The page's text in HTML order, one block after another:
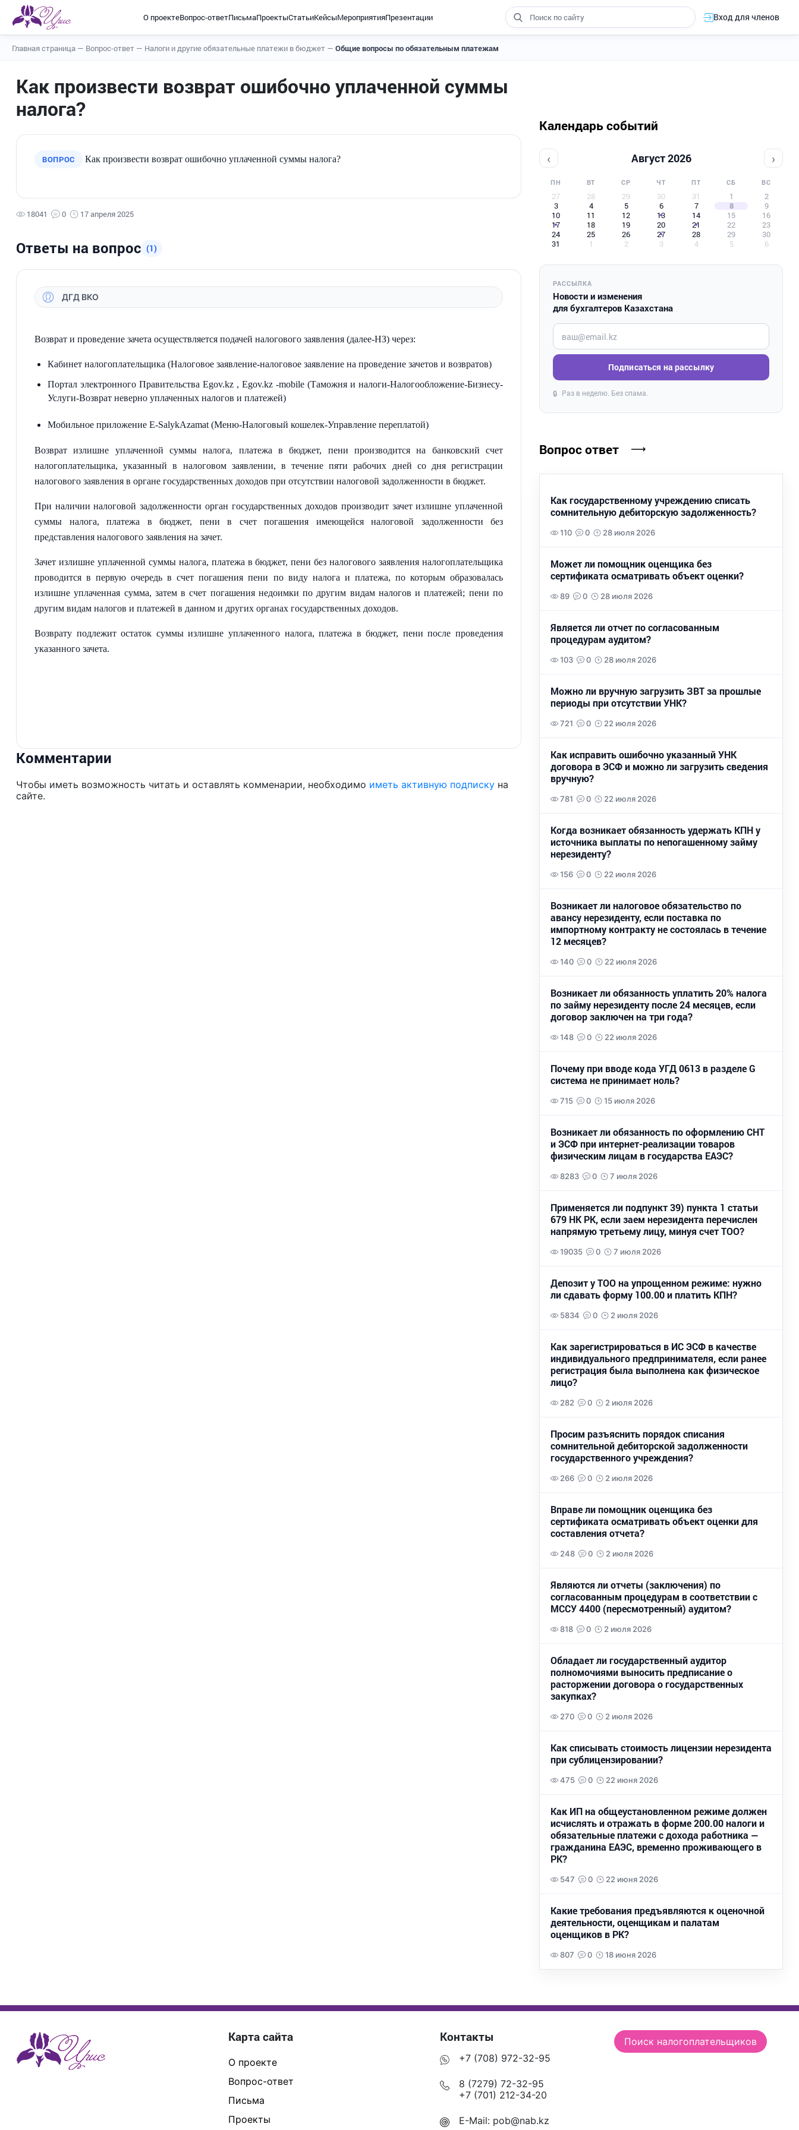
О проектеВопрос-ответПисьмаПроектыСтатьиКейсыМероприятияПрезентации Вход для членов
Главная страница — Вопрос-ответ — Налоги и другие обязательные платежи в бюджет — Общие вопросы по обязательным платежам
Как произвести возврат ошибочно уплаченной суммы
налога?
ВОПРОС Как произвести возврат ошибочно уплаченной суммы налога?
18041 0 17 апреля 2025
Ответы на вопрос (1)
ДГД ВКО
Возврат и проведение зачета осуществляется подачей налогового заявления (далее-НЗ) через:
Кабинет налогоплательщика (Налоговое заявление-налоговое заявление на проведение зачетов и возвратов)
Портал электронного Правительства Egov.kz , Egov.kz -mobile (Таможня и налоги-Налогообложение-Бизнесу-
Услуги-Возврат неверно уплаченных налогов и платежей)
Мобильное приложение E-SalykAzamat (Меню-Налоговый кошелек-Управление переплатой)
Возврат излишне уплаченной суммы налога, платежа в бюджет, пени производится на банковский счет
налогоплательщика, указанный в налоговом заявлении, в течение пяти рабочих дней со дня регистрации
налогового заявления в органе государственных доходов при отсутствии налоговой задолженности в бюджет.
При наличии налоговой задолженности орган государственных доходов производит зачет излишне уплаченной
суммы налога, платежа в бюджет, пени в счет погашения имеющейся налоговой задолженности без
представления налогового заявления на зачет.
Зачет излишне уплаченной суммы налога, платежа в бюджет, пени без налогового заявления налогоплательщика
проводится в первую очередь в счет погашения пени по виду налога и платежа, по которым образовалась
излишне уплаченная сумма, затем в счет погашения недоимки по другим видам налогов и платежей; пени по
другим видам налогов и платежей в данном и других органах государственных доходов.
Возврату подлежит остаток суммы излишне уплаченного налога, платежа в бюджет, пени после проведения
указанного зачета.
Комментарии
Чтобы иметь возможность читать и оставлять комменарии, необходимо иметь активную подписку на
сайте.
Календарь событий
‹ Август 2026 ›
ПН ВТ СР ЧТ ПТ СБ ВС
27 28 29 30 31 1
2
3
4 5 6 7 8
9
10
11 12 13 14 15
16
17
18 19 20 21 22
23
24
25 26 27 28 29
30
31
1 2 3 4 5 6
РАССЫЛКА
Новости и изменения
для бухгалтеров Казахстана
Введите ваш e-mail
Подписаться на рассылку
🔒 Раз в неделю. Без спама.
Вопрос ответ
Как государственному учреждению списать
сомнительную дебиторскую задолженность?
110 0 28 июля 2026
Может ли помощник оценщика без
сертификата осматривать объект оценки?
89 0 28 июля 2026
Является ли отчет по согласованным
процедурам аудитом?
103 0 28 июля 2026
Можно ли вручную загрузить ЗВТ за прошлые
периоды при отсутствии УНК?
721 0 22 июля 2026
Как исправить ошибочно указанный УНК
договора в ЭСФ и можно ли загрузить сведения
вручную?
781 0 22 июля 2026
Когда возникает обязанность удержать КПН у
источника выплаты по непогашенному займу
нерезиденту?
156 0 22 июля 2026
Возникает ли налоговое обязательство по
авансу нерезиденту, если поставка по
импортному контракту не состоялась в течение
12 месяцев?
140 0 22 июля 2026
Возникает ли обязанность уплатить 20% налога
по займу нерезиденту после 24 месяцев, если
договор заключен на три года?
148 0 22 июля 2026
Почему при вводе кода УГД 0613 в разделе G
система не принимает ноль?
715 0 15 июля 2026
Возникает ли обязанность по оформлению СНТ
и ЭСФ при интернет-реализации товаров
физическим лицам в государства ЕАЭС?
8283 0 7 июля 2026
Применяется ли подпункт 39) пункта 1 статьи
679 НК РК, если заем нерезидента перечислен
напрямую третьему лицу, минуя счет ТОО?
19035 0 7 июля 2026
Депозит у ТОО на упрощенном режиме: нужно
ли сдавать форму 100.00 и платить КПН?
5834 0 2 июля 2026
Как зарегистрироваться в ИС ЭСФ в качестве
индивидуального предпринимателя, если ранее
регистрация была выполнена как физическое
лицо?
282 0 2 июля 2026
Просим разъяснить порядок списания
сомнительной дебиторской задолженности
государственного учреждения?
266 0 2 июля 2026
Вправе ли помощник оценщика без
сертификата осматривать объект оценки для
составления отчета?
248 0 2 июля 2026
Являются ли отчеты (заключения) по
согласованным процедурам в соответствии с
МССУ 4400 (пересмотренный) аудитом?
818 0 2 июля 2026
Обладает ли государственный аудитор
полномочиями выносить предписание о
расторжении договора о государственных
закупках?
270 0 2 июля 2026
Как списывать стоимость лицензии нерезидента
при сублицензировании?
475 0 22 июня 2026
Как ИП на общеустановленном режиме должен
исчислять и отражать в форме 200.00 налоги и
обязательные платежи с дохода работника —
гражданина ЕАЭС, временно проживающего в
РК?
547 0 22 июня 2026
Какие требования предъявляются к оценочной
деятельности, оценщикам и палатам
оценщиков в РК?
807 0 18 июня 2026
Карта сайта
О проекте
Вопрос-ответ
Письма
Проекты
Контакты
+7 (708) 972-32-95
8 (7279) 72-32-95
+7 (701) 212-34-20
E-Mail: pob@nab.kz
Поиск налогоплательщиков